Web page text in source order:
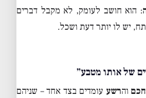
: הוא חושב לעומק, לא מקבל דברים
יש לו יותר דעת ושכל.
של אותו מטבע”
חכםוהרשע עומדים בצד אחד – שניהם